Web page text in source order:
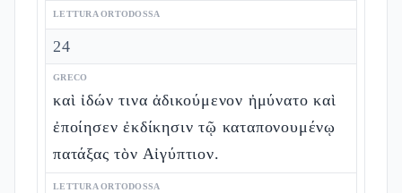
LETTURA ORTODOSSA
24
GRECO
καὶ ἰδών τινα ἀδικούμενον ἠμύνατο καὶ
ἐποίησεν ἐκδίκησιν τῷ καταπονουμένῳ
πατάξας τὸν Αἰγύπτιον.
LETTURA ORTODOSSA